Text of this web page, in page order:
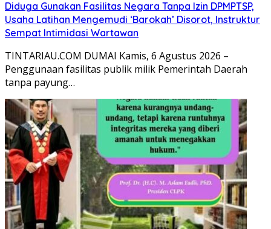
Diduga Gunakan Fasilitas Negara Tanpa Izin DPMPTSP,
Usaha Latihan Mengemudi ‘Barokah’ Disorot, Instruktur
Sempat Intimidasi Wartawan
TINTARIAU.COM DUMAI Kamis, 6 Agustus 2026 –
Penggunaan fasilitas publik milik Pemerintah Daerah
tanpa payung…